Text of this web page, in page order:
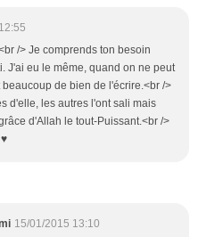
/> Je comprends ton besoin
J'ai eu le même, quand on ne peut
de bien de l'écrire.<br />
d'elle, les autres l'ont sali mais
d'Allah le tout-Puissant.<br />
15/01/2015 13:10